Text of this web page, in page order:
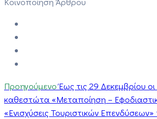
Προηγούμενο Έως τις 29 Δεκεμβρίου
καθεστώτα «Μεταποίηση –
«Ενισχύσεις Τουριστικών Επενδύσεων»